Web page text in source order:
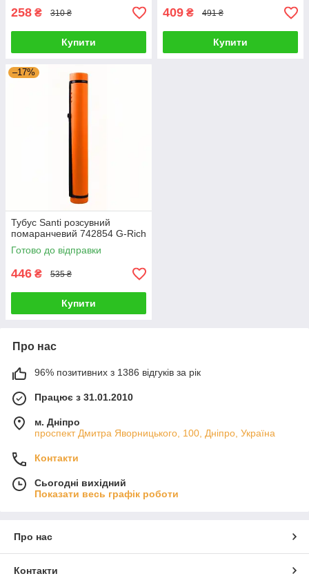
258 ₴ 310 ₴
Купити
409 ₴ 491 ₴
Купити
–17%
Тубус Santi розсувний
помаранчевий 742854 G-Rich
Готово до відправки
446 ₴ 535 ₴
Купити
Про нас
96% позитивних з 1386 відгуків за рік
Працює з 31.01.2010
м. Дніпро
проспект Дмитра Яворницького, 100, Дніпро, Україна
Контакти
Сьогодні вихідний
Показати весь графік роботи
Про нас
Контакти